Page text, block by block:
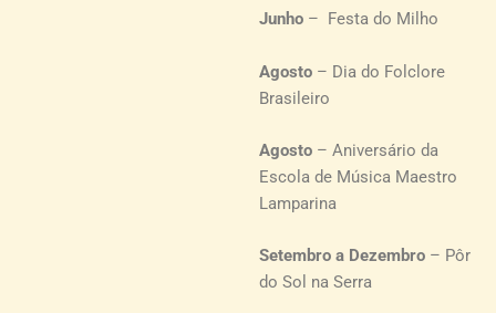
Junho – Festa do Milho
Agosto – Dia do Folclore
Brasileiro
Agosto – Aniversário da
Escola de Música Maestro
Lamparina
Setembro a Dezembro – Pôr
do Sol na Serra